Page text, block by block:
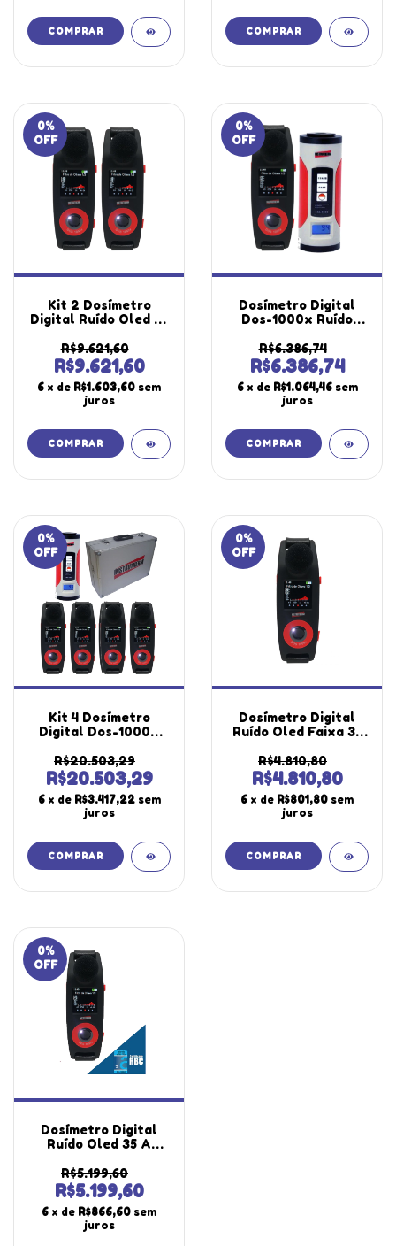
0%
OFF
Kit 2 Dosímetro
Digital Ruído Oled 35
Medição Filtro Banda
Microfone Dos-
1000x Wheel
Portátil Maleta
R$9.621,60
R$9.621,60
6 x de R$1.603,60 sem
juros
0%
OFF
Dosímetro Digital
Dos-1000x Ruído
Calibrador Acústico
Decibelímetro
Sonômetro
Instrutherm Com
Certificado
R$6.386,74
R$6.386,74
6 x de R$1.064,46 sem
juros
0%
OFF
Kit 4 Dosímetro
Digital Dos-1000x
Calibrador Acústico
Decibelímetro
Maleta Transporte
Alumínio
R$20.503,29
R$20.503,29
6 x de R$3.417,22 sem
juros
0%
OFF
Dosímetro Digital
Ruído Oled Faixa 35
Medição Filtro Banda
Microfone Dos-
1000x Wheel
Portátil Maleta
R$4.810,80
R$4.810,80
6 x de R$801,80 sem
juros
0%
OFF
Dosímetro Digital
Ruído Oled 35 A
Filtro Banda
Microfone Dos-
1000x Wheel
Portátil Com
Certificado Rbc
R$5.199,60
R$5.199,60
6 x de R$866,60 sem
juros